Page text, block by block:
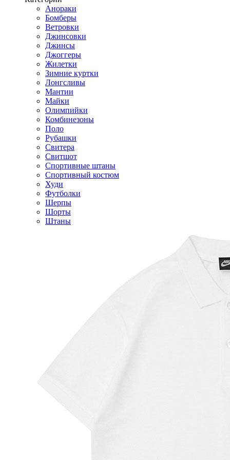
Анораки
Бомберы
Ветровки
Джинсовки
Джинсы
Джоггеры
Жилетки
Зимние куртки
Лонгсливы
Мантии
Майки
Олимпийки
Комбинезоны
Поло
Рубашки
Свитера
Свитшот
Спортивные штаны
Спортивный костюм
Худи
Футболки
Шерпы
Шорты
Штаны